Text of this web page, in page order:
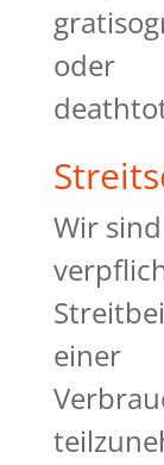
oder
Wir
einer